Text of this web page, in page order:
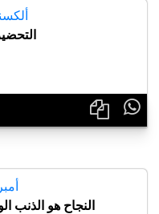

النجاح هو الذنب